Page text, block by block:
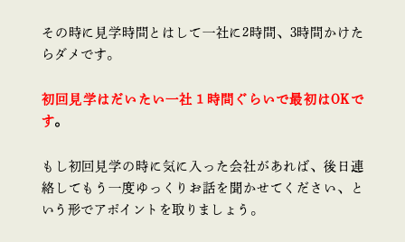
その時に見学時間とはして一社に2時間、3時間かけた
らダメです。
初回見学はだいたい一社１時間ぐらいで最初はOKで
す。
もし初回見学の時に気に入った会社があれば、後日連
絡してもう一度ゆっくりお話を聞かせてください、と
いう形でアポイントを取りましょう。